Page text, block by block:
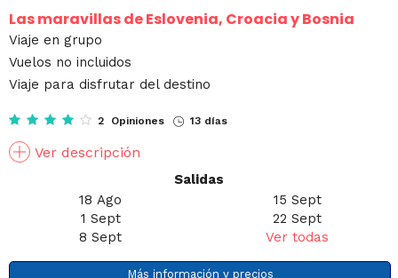
Las maravillas de Eslovenia, Croacia y Bosnia
Viaje en grupo
Vuelos no incluidos
Viaje para disfrutar del destino
2 Opiniones 13 días
Ver descripción
Salidas
18 Ago
1 Sept
8 Sept
15 Sept
22 Sept
Ver todas
Más información y precios